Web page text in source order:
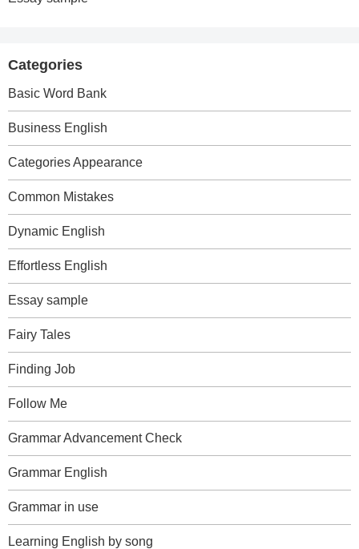
Categories
Basic Word Bank
Business English
Categories Appearance
Common Mistakes
Dynamic English
Effortless English
Essay sample
Fairy Tales
Finding Job
Follow Me
Grammar Advancement Check
Grammar English
Grammar in use
Learning English by song